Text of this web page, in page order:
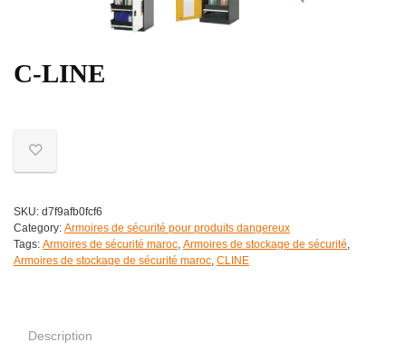
C-LINE
SKU: d7f9afb0fcf6
Category: Armoires de sécurité pour produits dangereux
Tags: Armoires de sécurité maroc, Armoires de stockage de sécurité,
Armoires de stockage de sécurité maroc, CLINE
Description